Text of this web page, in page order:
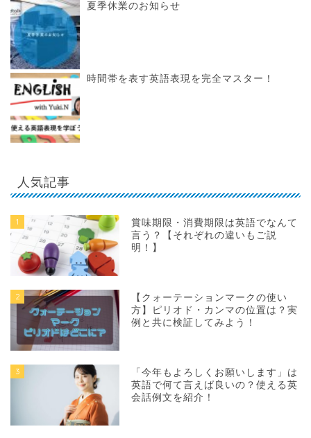
夏季休業のお知らせ
時間帯を表す英語表現を完全マスター！
人気記事
1
賞味期限・消費期限は英語でなんて
言う？【それぞれの違いもご説
明！】
2
【クォーテーションマークの使い
方】ピリオド・カンマの位置は？実
例と共に検証してみよう！
3
「今年もよろしくお願いします」は
英語で何て言えば良いの？使える英
会話例文を紹介！